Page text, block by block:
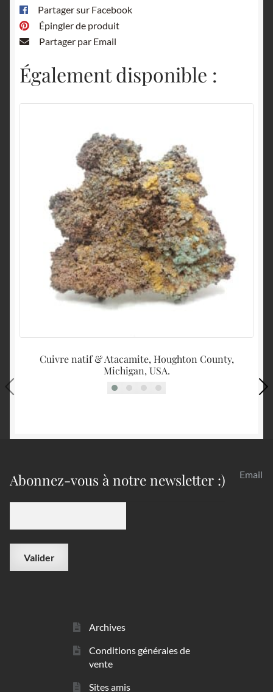
Partager sur Facebook
Épingler de produit
Partager par Email
Également disponible :
Cuivre natif & Atacamite, Houghton County,
Michigan, USA.
Abonnez-vous à notre newsletter :) Email
Archives
Conditions générales de
vente
Sites amis